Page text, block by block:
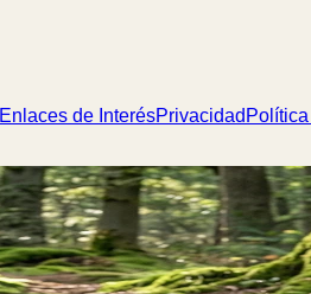
Enlaces de InterésPrivacidad